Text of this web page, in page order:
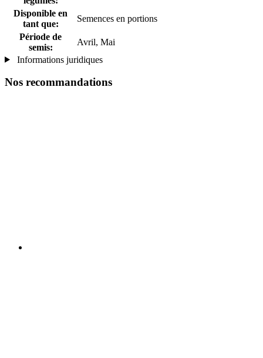
Disponible en
tant que:
Semences en portions
Période de
semis:
Avril, Mai
Informations juridiques
Nos recommandations